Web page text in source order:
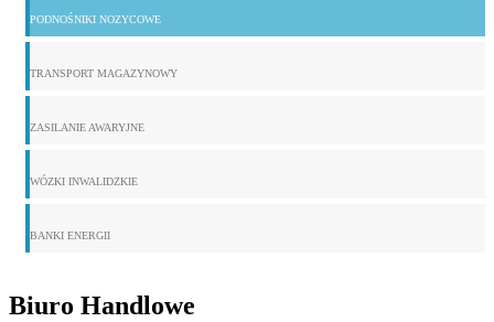
PODNOŚNIKI NOZYCOWE
TRANSPORT MAGAZYNOWY
ZASILANIE AWARYJNE
WÓZKI INWALIDZKIE
BANKI ENERGII
Biuro Handlowe